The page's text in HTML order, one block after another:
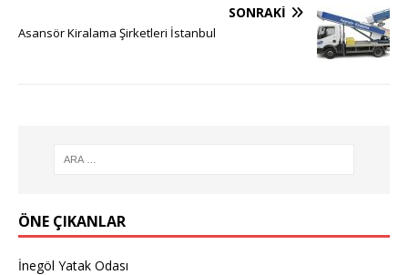
SONRAKI
Asansör Kiralama Şirketleri İstanbul
ÖNE ÇIKANLAR
İnegöl Yatak Odası